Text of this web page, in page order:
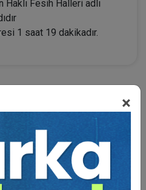
×
Haklı Fesih Halleri adlı
1 saat 19 dakikadır.
Sadece 5490 TL / Yıllık